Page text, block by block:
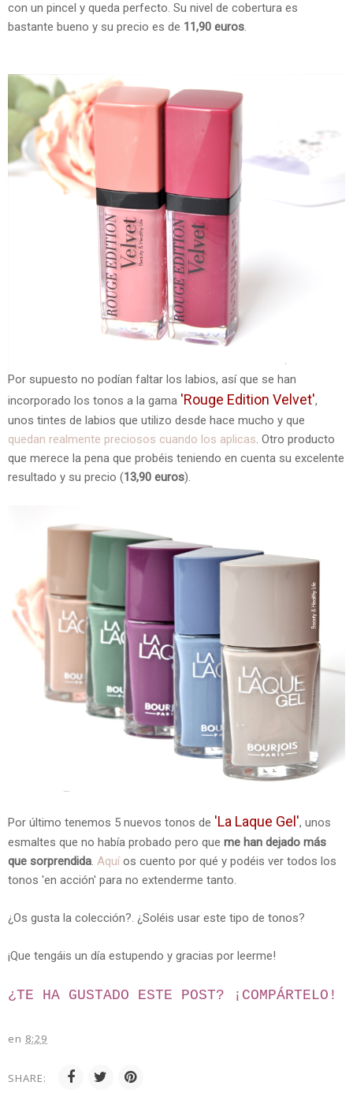
con un pincel y queda perfecto. Su nivel de cobertura es
bastante bueno y su precio es de 11,90 euros.
Por supuesto no podían faltar los labios, así que se han
incorporado los tonos a la gama 'Rouge Edition Velvet',
unos tintes de labios que utilizo desde hace mucho y que
quedan realmente preciosos cuando los aplicas. Otro producto
que merece la pena que probéis teniendo en cuenta su excelente
resultado y su precio (13,90 euros).
Por último tenemos 5 nuevos tonos de 'La Laque Gel', unos
esmaltes que no había probado pero que me han dejado más
que sorprendida Aquí os cuento por qué y podéis ver todos los
tonos 'en acción' para no extenderme tanto.
¿Os gusta la colección?. ¿Soléis usar este tipo de tonos?
¡Que tengáis un día estupendo y gracias por leerme!
¿TE HA GUSTADO ESTE POST? ¡ COMPÁRTELO!
en 8:29
SHARE: